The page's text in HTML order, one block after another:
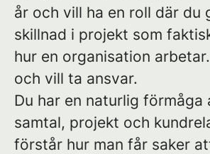
år och vill ha en roll där du
skillnad i projekt som
hur en organisation
och vill ta ansvar.
Du har en naturlig förmåga
samtal, projekt och
förstår hur man får saker